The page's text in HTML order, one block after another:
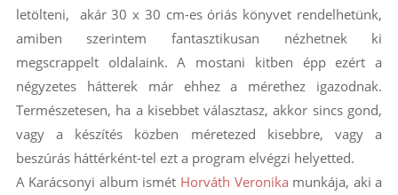
letölteni, akár 30 x 30 cm-es óriás könyvet rendelhetünk,
amiben szerintem fantasztikusan nézhetnek ki
megscrappelt oldalaink. A mostani kitben épp ezért a
négyzetes hátterek már ehhez a mérethez igazodnak.
Természetesen, ha a kisebbet választasz, akkor sincs gond,
vagy a készítés közben méretezed kisebbre, vagy a
beszúrás háttérként-tel ezt a program elvégzi helyetted.
A Karácsonyi album ismét Horváth Veronika munkája, aki a